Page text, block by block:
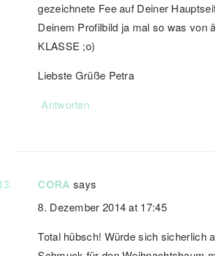
gezeichnete Fee auf Deiner
Deinem Profilbild ja mal so was von
KLASSE ;o)
Liebste Grüße Petra
Antworten
CORA says
8. Dezember 2014 at 17:45
Total hübsch! Würde sich sicherlich